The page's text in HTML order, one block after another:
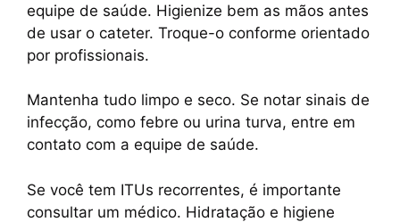
equipe de saúde. Higienize bem as mãos antes
de usar o cateter. Troque-o conforme orientado
por profissionais.
Mantenha tudo limpo e seco. Se notar sinais de
infecção, como febre ou urina turva, entre em
contato com a equipe de saúde.
Se você tem ITUs recorrentes, é importante
consultar um médico. Hidratação e higiene